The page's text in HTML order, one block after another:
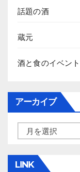
話題の酒
蔵元
酒と食のイベント
アーカイブ
LINK